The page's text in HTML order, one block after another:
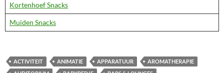
Kortenhoef Snacks
Muiden Snacks
ACTIVITEIT ANIMATIE APPARATUUR
AROMATHERAPIE